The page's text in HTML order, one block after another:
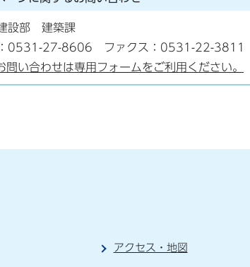
設部 建築課
0531-27-8606 ファクス：0531-22-3811
問い合わせは専用フォームをご利用ください。
アクセス・地図